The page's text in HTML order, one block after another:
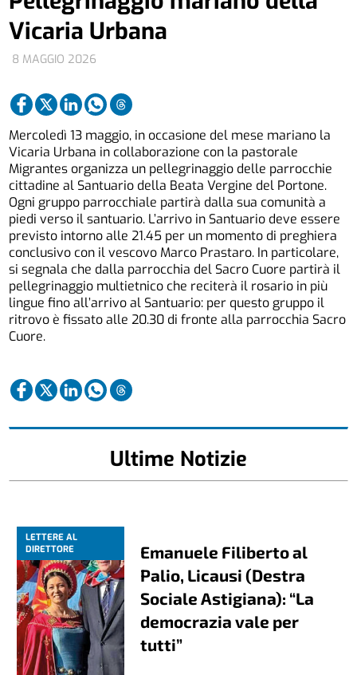
8 MAGGIO 2026
Vicaria Urbana
Mercoledì 13 maggio, in occasione del mese mariano la
Vicaria Urbana in collaborazione con la pastorale
Migrantes organizza un pellegrinaggio delle parrocchie
cittadine al Santuario della Beata Vergine del Portone.
Ogni gruppo parrocchiale partirà dalla sua comunità a
piedi verso il santuario. L’arrivo in Santuario deve essere
previsto intorno alle 21.45 per un momento di preghiera
conclusivo con il vescovo Marco Prastaro. In particolare,
si segnala che dalla parrocchia del Sacro Cuore partirà il
pellegrinaggio multietnico che reciterà il rosario in più
lingue fino all’arrivo al Santuario: per questo gruppo il
ritrovo è fissato alle 20.30 di fronte alla parrocchia Sacro
Cuore.
Ultime Notizie
LETTERE AL
DIRETTORE
Emanuele Filiberto al
Palio, Licausi (Destra
Sociale Astigiana): “La
democrazia vale per
tutti”